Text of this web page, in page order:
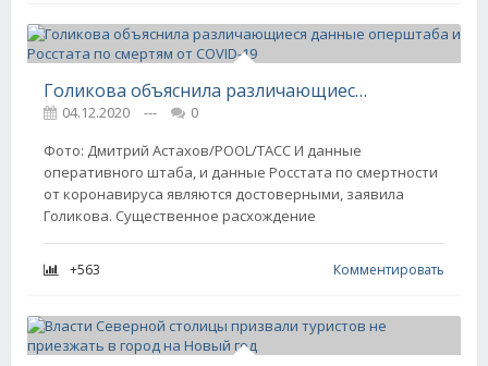
Голикова объяснила различающиеся данные оперштаба и Росстата по смертям от COVID-19
04.12.2020 ---
0
Фото: Дмитрий Астахов/POOL/ТАСС И данные
оперативного штаба, и данные Росстата по смертности
от коронавируса являются достоверными, заявила
Голикова. Существенное расхождение
+563 Комментировать